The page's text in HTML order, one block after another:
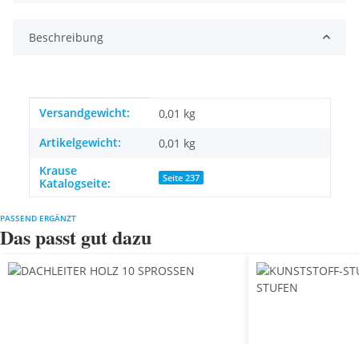
Beschreibung
Produkteigenschaft
Wert
Versandgewicht:
0,01 kg
Artikelgewicht:
0,01 kg
Krause
Katalogseite:
Seite 237
PASSEND ERGÄNZT
Das passt gut dazu